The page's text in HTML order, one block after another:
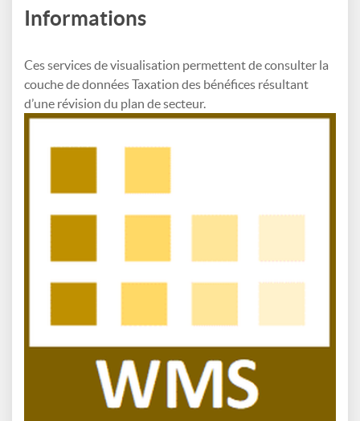
Informations
Ces services de visualisation permettent de consulter la
couche de données Taxation des bénéfices résultant
d’une révision du plan de secteur.